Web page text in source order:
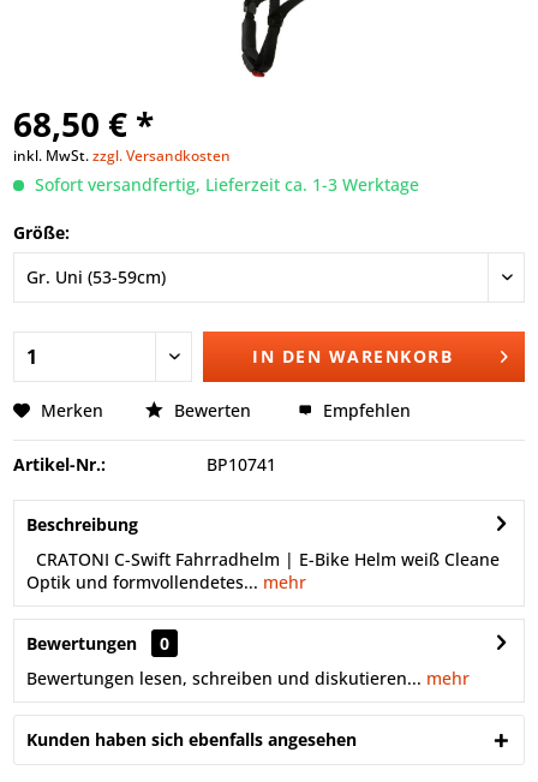
68,50 € *
inkl. MwSt.zzgl. Versandkosten
Sofort versandfertig, Lieferzeit ca. 1-3 Werktage
Größe:
IN DEN WARENKORB
Merken Bewerten Empfehlen
Artikel-Nr.: BP10741
Beschreibung
CRATONI C-Swift Fahrradhelm | E-Bike Helm weiß Cleane
Optik und formvollendetes... mehr
Bewertungen
0
Bewertungen lesen, schreiben und diskutieren... mehr
Kunden haben sich ebenfalls angesehen